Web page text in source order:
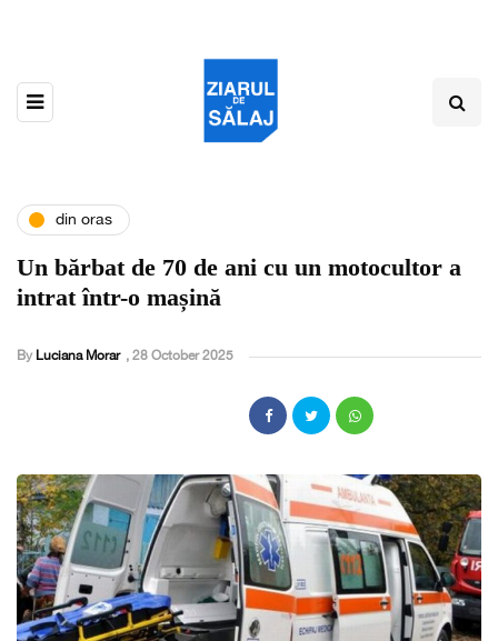
din oras
Un bărbat de 70 de ani cu un motocultor a
intrat într-o mașină
By Luciana Morar , 28 October 2025